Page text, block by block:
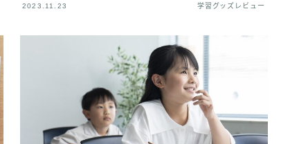
2023.11.23 学習グッズレビュー